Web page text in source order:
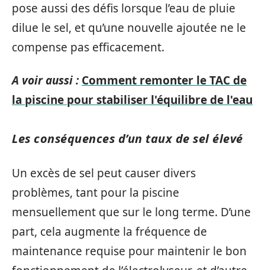
pose aussi des défis lorsque l’eau de pluie
dilue le sel, et qu’une nouvelle ajoutée ne le
compense pas efficacement.
A voir aussi : Comment remonter le TAC de
la piscine pour stabiliser l'équilibre de l'eau
Les conséquences d’un taux de sel élevé
Un excès de sel peut causer divers
problèmes, tant pour la piscine
mensuellement que sur le long terme. D’une
part, cela augmente la fréquence de
maintenance requise pour maintenir le bon